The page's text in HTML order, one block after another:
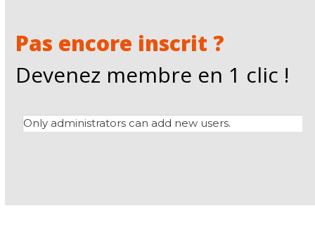
Pas encore inscrit ?
Devenez membre en 1 clic !
Only administrators can add new users.